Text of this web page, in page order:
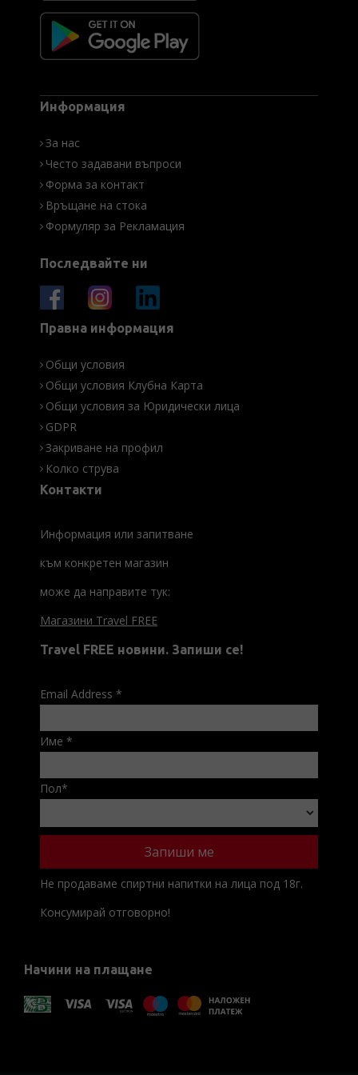
Информация
За нас
Често задавани въпроси
Форма за контакт
Връщане на стока
Формуляр за Рекламация
Последвайте ни
Правна информация
Общи условия
Общи условия Клубна Карта
Общи условия за Юридически лица
GDPR
Закриване на профил
Колко струва
Контакти
Информация или запитване
към конкретен магазин
може да направите тук:
Магазини Travel FREE
Travel FREE новини. Запиши се!
Email Address *
Име *
Пол*
Не продаваме спиртни напитки на лица под 18г.
Консумирай отговорно!
Начини на плащане